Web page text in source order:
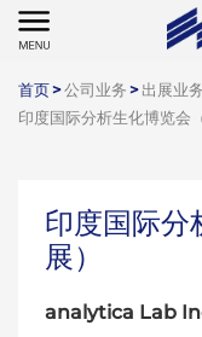
首页>公司业务>出展业务
印度国际分析生化博览会
印度国际分
展）
analytica Lab